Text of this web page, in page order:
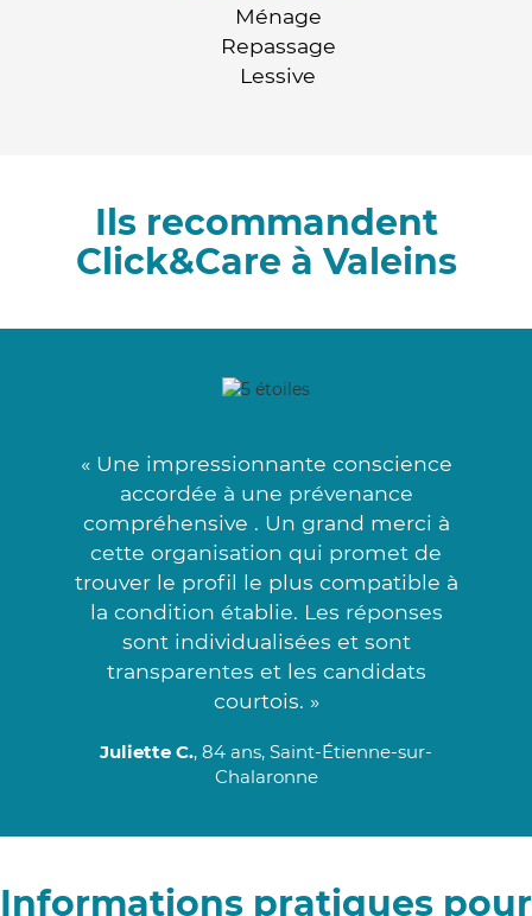
Ménage
Repassage
Lessive
Ils recommandent
Click&Care à Valeins
« Une impressionnante conscience
accordée à une prévenance
compréhensive . Un grand merci à
cette organisation qui promet de
trouver le profil le plus compatible à
la condition établie. Les réponses
sont individualisées et sont
transparentes et les candidats
courtois. »
Juliette C., 84 ans, Saint-Étienne-sur-
Chalaronne
Informations pratiques pour